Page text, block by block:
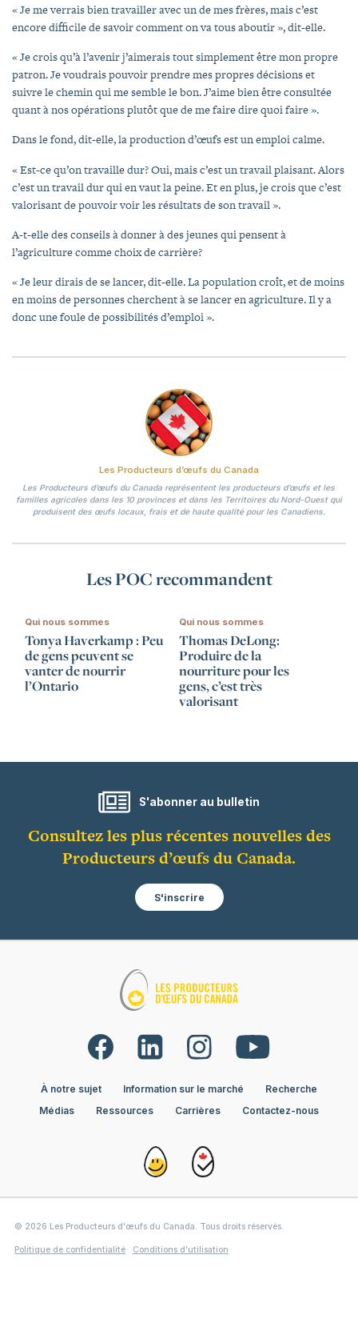
« Je me verrais bien travailler avec un de mes frères, mais c’est
encore difficile de savoir comment on va tous aboutir », dit-elle.
« Je crois qu’à l’avenir j’aimerais tout simplement être mon propre
patron. Je voudrais pouvoir prendre mes propres décisions et
suivre le chemin qui me semble le bon. J’aime bien être consultée
quant à nos opérations plutôt que de me faire dire quoi faire ».
Dans le fond, dit-elle, la production d’œufs est un emploi calme.
« Est-ce qu’on travaille dur? Oui, mais c’est un travail plaisant. Alors
c’est un travail dur qui en vaut la peine. Et en plus, je crois que c’est
valorisant de pouvoir voir les résultats de son travail ».
A-t-elle des conseils à donner à des jeunes qui pensent à
l’agriculture comme choix de carrière?
« Je leur dirais de se lancer, dit-elle. La population croît, et de moins
en moins de personnes cherchent à se lancer en agriculture. Il y a
donc une foule de possibilités d’emploi ».
Les Producteurs d’œufs du Canada
Les Producteurs d’œufs du Canada représentent les producteurs d’œufs et les
familles agricoles dans les 10 provinces et dans les Territoires du Nord-Ouest qui
produisent des œufs locaux, frais et de haute qualité pour les Canadiens.
Les POC recommandent
Qui nous sommes
Tonya Haverkamp : Peu
de gens peuvent se
vanter de nourrir
l’Ontario
Qui nous sommes
Thomas DeLong:
Produire de la
nourriture pour les
gens, c’est très
valorisant
S'abonner au bulletin
Consultez les plus récentes nouvelles des
Producteurs d’œufs du Canada.
S'inscrire
À notre sujet Information sur le marché
Recherche
Médias
Ressources Carrières Contactez-nous
© 2026 Les Producteurs d'œufs du Canada. Tous droits réservés.
Politique de confidentialité Conditions d’utilisation